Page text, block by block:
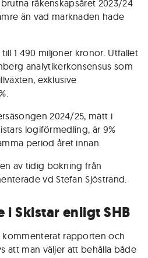
räkenskapsåret 2023/24
än vad marknaden hade
1 490 miljoner kronor. Utfallet
analytikerkonsensus som
exklusive
2024/25, mätt i
logiförmedling, är 9%
period året innan.
av tidig bokning från
vd Stefan Sjöstrand.
Skistar enligt SHB
kommenterat rapporten och
att man väljer att behålla både